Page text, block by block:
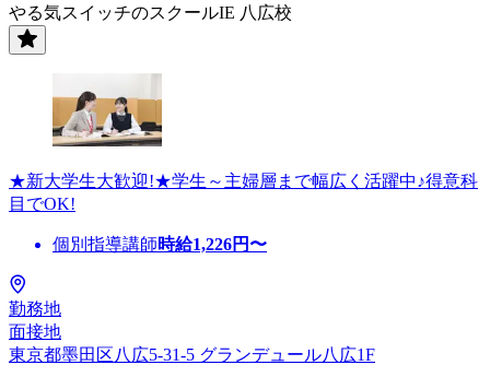
やる気スイッチのスクールIE 八広校
★新大学生大歓迎!★学生～主婦層まで幅広く活躍中♪得意科
目でOK!
個別指導講師時給1,226円〜
勤務地
面接地
東京都墨田区八広5-31-5 グランデュール八広1F